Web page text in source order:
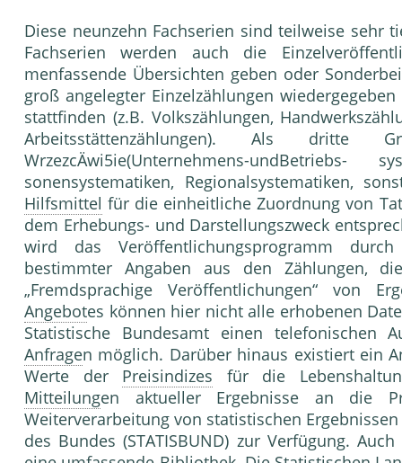
Diese neunzehn Fachserien sind teilweise sehr
Fachserien werden auch die
menfassende Übersichten geben oder
groß angelegter Einzelzählungen
stattfinden (z.B. Volkszäh­lungen,
Arbeitsstätten­zählungen). Als dritte
WrzezcÄwi5ie(Unternehmens-
sonensystematiken, Regionalsystematiken,
Hilfsmittel für die einheitliche Zuordnung von
dem Erhebungs- und Darstellungs­zweck
wird das Veröffentlichungspro­gramm
bestimmter Angaben aus den Zäh­lungen,
„Fremdsprachige Veröffentlichun­gen“ von
Angebotes kön­nen hier nicht alle erhobenen
Sta­tistische Bundesamt einen telefonischen
Anfragen möglich. Darüber hinaus existiert ein
Werte der Preisindizes für die
Mitteilungen aktueller Ergebnisse an die
Weiterverarbeitung von statistischen
des Bundes (STATISBUND) zur Verfügung.